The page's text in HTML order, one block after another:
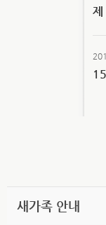
제
새가족 안내